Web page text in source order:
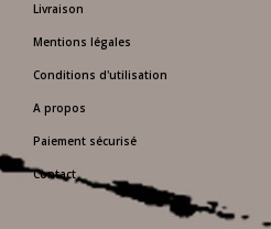
Livraison
Mentions légales
Conditions d'utilisation
A propos
Paiement sécurisé
Contact